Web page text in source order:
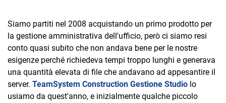
Siamo partiti nel 2008 acquistando un primo prodotto per
la gestione amministrativa dell'ufficio, però ci siamo resi
conto quasi subito che non andava bene per le nostre
esigenze perché richiedeva tempi troppo lunghi e generava
una quantità elevata di file che andavano ad appesantire il
server. TeamSystem Construction Gestione Studio lo
usiamo da quest'anno, e inizialmente qualche piccolo